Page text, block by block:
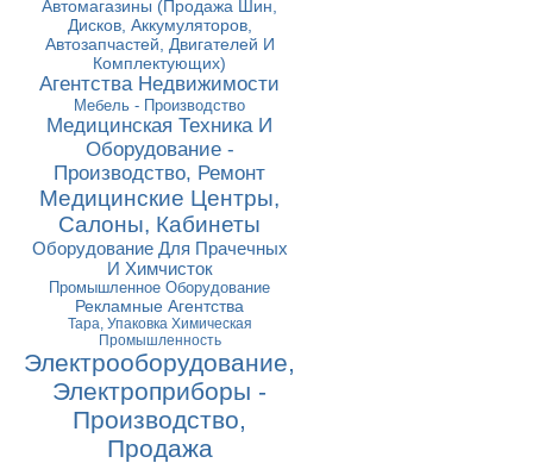
Автомагазины (Продажа Шин,
Дисков, Аккумуляторов,
Автозапчастей, Двигателей И
Комплектующих)
Агентства Недвижимости
Мебель - Производство
Медицинская Техника И
Оборудование -
Производство, Ремонт
Медицинские Центры,
Салоны, Кабинеты
Оборудование Для Прачечных
И Химчисток
Промышленное Оборудование
Рекламные Агентства
Тара, Упаковка Химическая
Промышленность
Электрооборудование,
Электроприборы -
Производство,
Продажа